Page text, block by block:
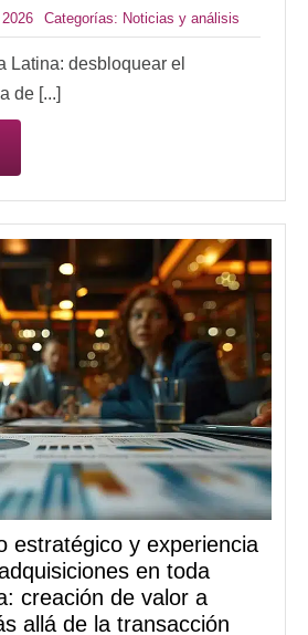
Categorías: Noticias y análisis
Latina: desbloquear el
de [...]
estratégico y experiencia
en toda
creación de valor a
allá de la transacción